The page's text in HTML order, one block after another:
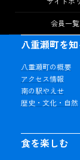
会員一覧
八重瀬町を知
八重瀬町の概要
アクセス情報
南の駅やえせ
歴史・文化・自然
食を楽しむ